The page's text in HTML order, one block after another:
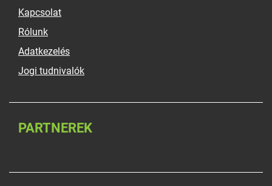
Kapcsolat
Rólunk
Adatkezelés
Jogi tudnivalók
PARTNEREK